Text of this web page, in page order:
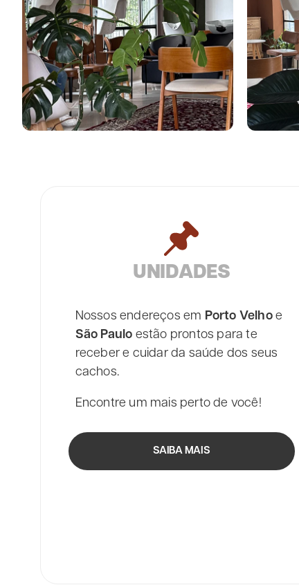
UNIDADES
Nossos endereços em Porto Velhoe
São Paulo estão prontos para te
receber e cuidar da saúde dos seus
cachos.
Encontre um mais perto de você!
SAIBA MAIS